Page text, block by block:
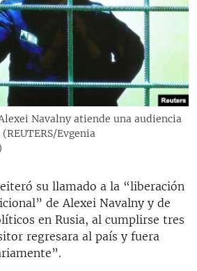
EN CUBA
EN AMÉRICA LATINA
A UCRANIA
Navalny atiende una audiencia
Evgenia
su llamado a la “liberación
de Alexei Navalny y de
en Rusia, al cumplirse tres
regresara al país y fuera